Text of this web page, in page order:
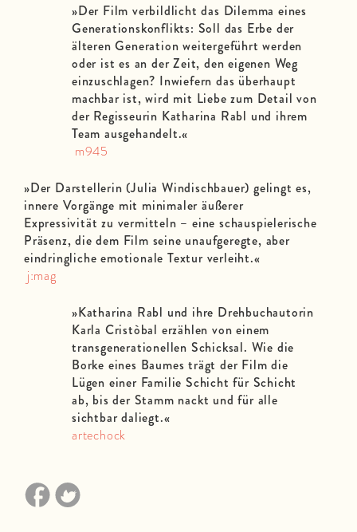
»Der Film verbildlicht das Dilemma eines
Generationskonflikts: Soll das Erbe der
älteren Generation weitergeführt werden
oder ist es an der Zeit, den eigenen Weg
einzuschlagen? Inwiefern das überhaupt
machbar ist, wird mit Liebe zum Detail von
der Regisseurin Katharina Rabl und ihrem
Team ausgehandelt.«
m945
»Der Darstellerin (Julia Windischbauer) gelingt es,
innere Vorgänge mit minimaler äußerer
Expressivität zu vermitteln – eine schauspielerische
Präsenz, die dem Film seine unaufgeregte, aber
eindringliche emotionale Textur verleiht.«
j:mag
»Katharina Rabl und ihre Drehbuchautorin
Karla Cristòbal erzählen von einem
transgenerationellen Schicksal. Wie die
Borke eines Baumes trägt der Film die
Lügen einer Familie Schicht für Schicht
ab, bis der Stamm nackt und für alle
sichtbar daliegt.«
artechock